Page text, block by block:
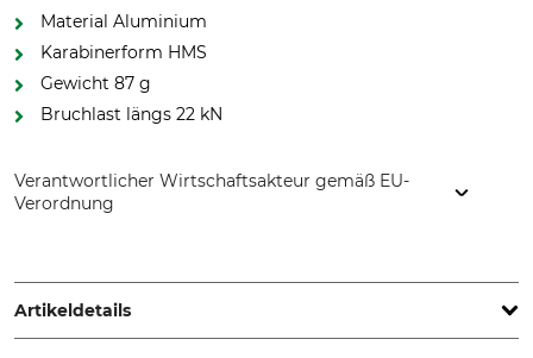
Material Aluminium
Karabinerform HMS
Gewicht 87 g
Bruchlast längs 22 kN
Verantwortlicher Wirtschaftsakteur gemäß EU-
Verordnung
Germany, www.edelrid.com
Artikeldetails